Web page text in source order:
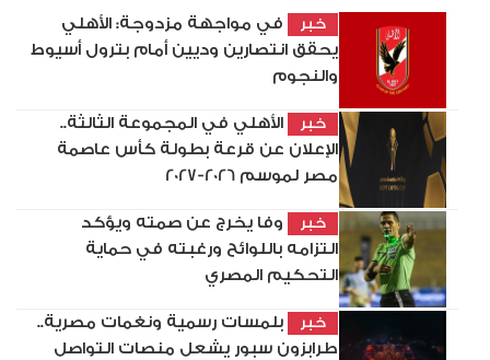
خبر
في مواجهة مزدوجة: الأهلي
يحقق انتصارين وديين أمام بترول أسيوط
والنجوم
خبر
الأهلي في المجموعة الثالثة..
الإعلان عن قرعة بطولة كأس عاصمة
مصر لموسم 2026-2027
خبر
وفا يخرج عن صمته ويؤكد
التزامه باللوائح ورغبته في حماية
التحكيم المصري
خبر
بلمسات رسمية ونغمات مصرية..
طرابزون سبور يشعل منصات التواصل